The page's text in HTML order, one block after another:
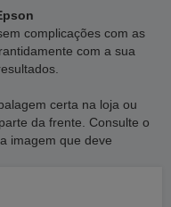
complicações com as
com a sua
certa na loja ou
da frente. Consulte o
imagem que deve